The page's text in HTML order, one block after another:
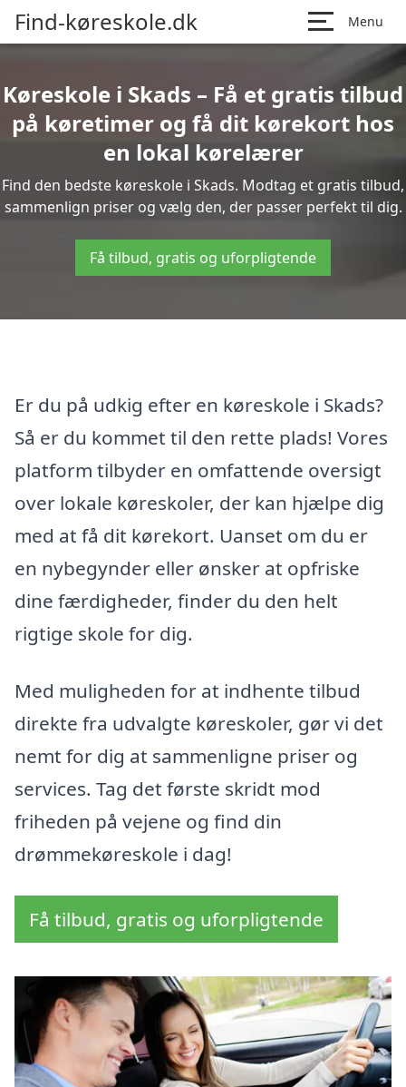
Find-køreskole.dk Menu
Køreskole i Skads – Få et gratis tilbud
på køretimer og få dit kørekort hos
en lokal kørelærer
Find den bedste køreskole i Skads. Modtag et gratis tilbud,
sammenlign priser og vælg den, der passer perfekt til dig.
Få tilbud, gratis og uforpligtende
Er du på udkig efter en køreskole i Skads?
Så er du kommet til den rette plads! Vores
platform tilbyder en omfattende oversigt
over lokale køreskoler, der kan hjælpe dig
med at få dit kørekort. Uanset om du er
en nybegynder eller ønsker at opfriske
dine færdigheder, finder du den helt
rigtige skole for dig.
Med muligheden for at indhente tilbud
direkte fra udvalgte køreskoler, gør vi det
nemt for dig at sammenligne priser og
services. Tag det første skridt mod
friheden på vejene og find din
drømmekøreskole i dag!
Få tilbud, gratis og uforpligtende